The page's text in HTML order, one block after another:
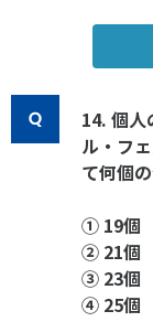
14. 個人
ル・フ
て何個
① 19個
② 21個
③ 23個
④ 25個